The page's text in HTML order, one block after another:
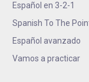
Español en 3-2-1
Spanish To The
Español avanzado
Vamos a practicar